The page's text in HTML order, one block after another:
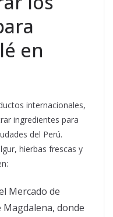
en
internacionales,
ingredientes para
del Perú.
hierbas frescas y
Mercado de
donde